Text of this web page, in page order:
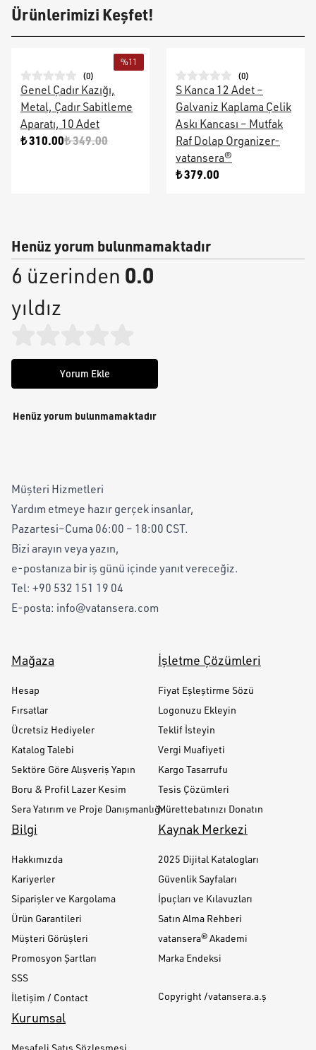
Ürünlerimizi Keşfet!
%11
(0)
Genel Çadır Kazığı,
Metal, Çadır Sabitleme
Aparatı, 10 Adet
₺ 310.00₺ 349.00
(0)
S Kanca 12 Adet –
Galvaniz Kaplama Çelik
Askı Kancası – Mutfak
Raf Dolap Organizer-
vatansera®
₺ 379.00
Henüz yorum bulunmamaktadır
6 üzerinden 0.0
yıldız
Yorum Ekle
Henüz yorum bulunmamaktadır
Müşteri Hizmetleri
Yardım etmeye hazır gerçek insanlar,
Pazartesi–Cuma 06:00 – 18:00 CST.
Bizi arayın veya yazın,
e-postanıza bir iş günü içinde yanıt vereceğiz.
Tel: +90 532 151 19 04
E-posta: info@vatansera.com
Mağaza
Hesap
Fırsatlar
Ücretsiz Hediyeler
Katalog Talebi
Sektöre Göre Alışveriş Yapın
Boru & Profil Lazer Kesim
Sera Yatırım ve Proje Danışmanlığı
İşletme Çözümleri
Fiyat Eşleştirme Sözü
Logonuzu Ekleyin
Teklif İsteyin
Vergi Muafiyeti
Kargo Tasarrufu
Tesis Çözümleri
Mürettebatınızı Donatın
Bilgi
Hakkımızda
Kariyerler
Siparişler ve Kargolama
Ürün Garantileri
Müşteri Görüşleri
Promosyon Şartları
SSS
İletişim / Contact
Kaynak Merkezi
2025 Dijital Katalogları
Güvenlik Sayfaları
İpuçları ve Kılavuzları
Satın Alma Rehberi
vatansera® Akademi
Marka Endeksi
Copyright /vatansera.a.ş
Kurumsal
Mesafeli Satış Sözleşmesi